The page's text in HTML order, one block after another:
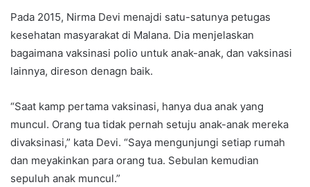
Pada 2015, Nirma Devi menajdi satu-satunya petugas
kesehatan masyarakat di Malana. Dia menjelaskan
bagaimana vaksinasi polio untuk anak-anak, dan vaksinasi
lainnya, direson denagn baik.
“Saat kamp pertama vaksinasi, hanya dua anak yang
muncul. Orang tua tidak pernah setuju anak-anak mereka
divaksinasi,” kata Devi. “Saya mengunjungi setiap rumah
dan meyakinkan para orang tua. Sebulan kemudian
sepuluh anak muncul.”